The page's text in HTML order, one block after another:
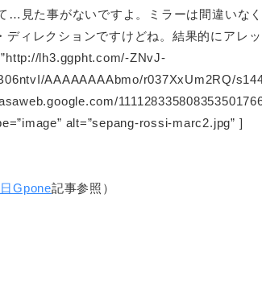
…見た事がないですよ。ミラーは間違いな
ディレクションですけどね。結果的にアレ
lh3.ggpht.com/-ZNvJ-
AAAAAAAAbmo/r037XxUm2RQ/
alt=”sepang-rossi-marc2.jpg” ]
Gpone記事参照）